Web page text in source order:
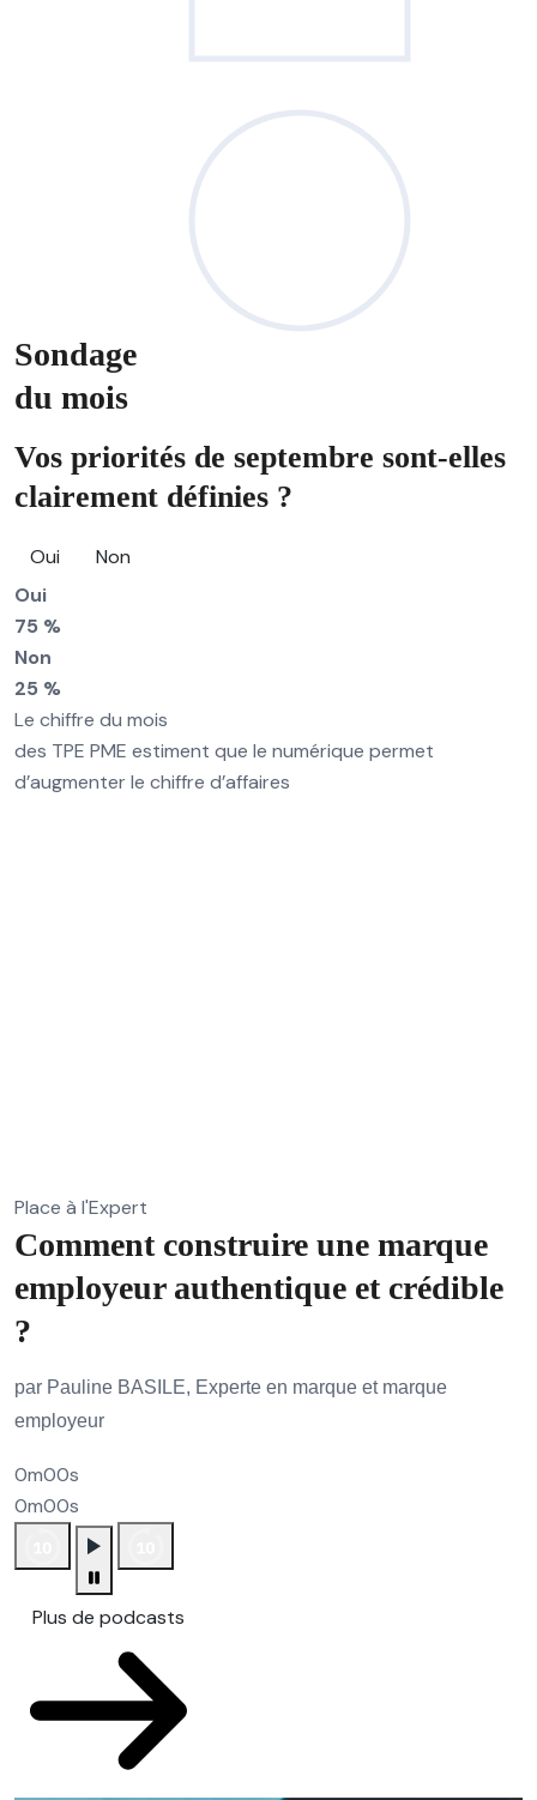
Sondage
du mois
Vos priorités de septembre sont-elles
clairement définies ?
Oui
Non
Oui
75 %
Non
25 %
Le chiffre du mois
des TPE PME estiment que le numérique permet
d’augmenter le chiffre d’affaires
Place à l'Expert
Comment construire une marque
employeur authentique et crédible
?
par Pauline BASILE, Experte en marque et marque
employeur
0m00s
0m00s
Plus de podcasts